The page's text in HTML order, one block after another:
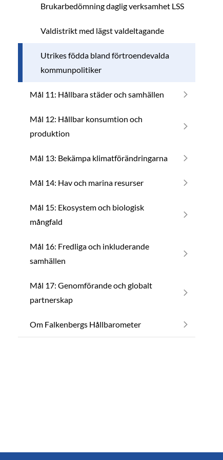
Brukarbedömning daglig verksamhet LSS
Valdistrikt med lägst valdeltagande
Utrikes födda bland förtroendevalda
kommunpolitiker
Mål 11: Hållbara städer och samhällen
Mål 12: Hållbar konsumtion och
produktion
Mål 13: Bekämpa klimatförändringarna
Mål 14: Hav och marina resurser
Mål 15: Ekosystem och biologisk
mångfald
Mål 16: Fredliga och inkluderande
samhällen
Mål 17: Genomförande och globalt
partnerskap
Om Falkenbergs Hållbarometer